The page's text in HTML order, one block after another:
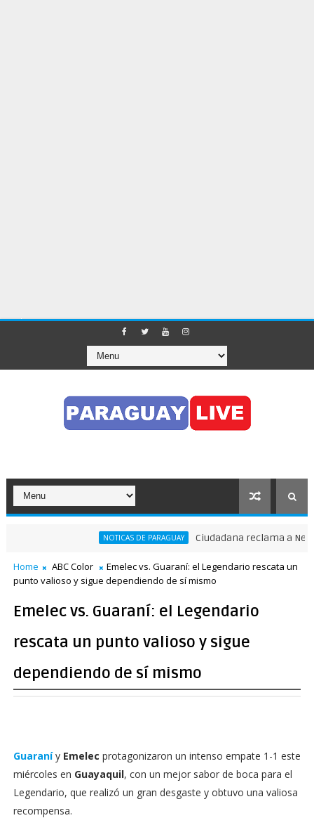
NOTICAS DE PARAGUAY Ciudadana reclama a
en pleno Puente de la Amistad
Home ABC Color
Emelec vs. Guaraní: el Legendario rescata un
punto valioso y sigue dependiendo de sí mismo
Emelec vs. Guaraní: el Legendario
rescata un punto valioso y sigue
dependiendo de sí mismo
Guaraníy Emelec protagonizaron un intenso empate 1-1 este
miércoles en Guayaquil, con un mejor sabor de boca para el
Legendario, que realizó un gran desgaste y obtuvo una valiosa
recompensa.